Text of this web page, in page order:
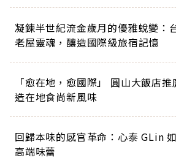
凝鍊半世紀流金歲月的優雅蛻變：
老屋靈魂，釀造國際級旅宿記憶
「愈在地，愈國際」 圓山大飯店
造在地食尚新風味
回歸本味的感官革命：心泰 GLin
高端味蕾